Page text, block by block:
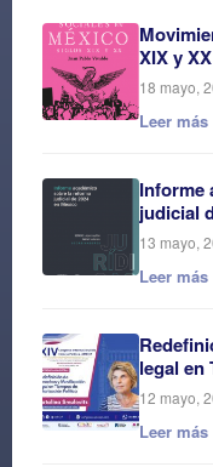
XIX y XX
18 mayo,
Leer
Informe
judicial
13 mayo,
Leer
legal en
12 mayo,
Leer